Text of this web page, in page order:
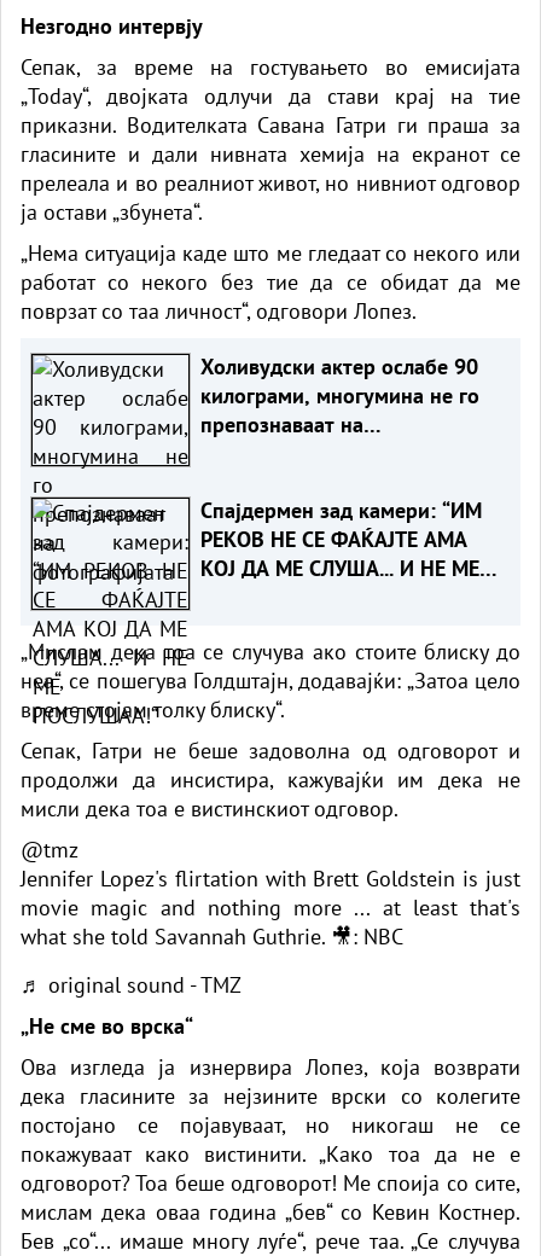
Незгодно интервју
Сепак, за време на гостувањето во емисијата
„Today“, двојката одлучи да стави крај на тие
приказни. Водителката Савана Гатри ги праша за
гласините и дали нивната хемија на екранот се
прелеала и во реалниот живот, но нивниот одговор
ја остави „збунета“.
„Нема ситуација каде што ме гледаат со некого или
работат со некого без тие да се обидат да ме
поврзат со таа личност“, одговори Лопез.
Холивудски актер ослабе 90
килограми, многумина не го
препознаваат на
Спајдермен зад камери: “ИМ
РЕКОВ НЕ СЕ ФАЌАЈТЕ АМА
КОЈ ДА МЕ СЛУША... И НЕ МЕ
„Мислам дека тоа се случува ако стоите блиску до
неа“, се пошегува Голдштајн, додавајќи: „Затоа цело
време стојам толку блиску“.
Сепак, Гатри не беше задоволна од одговорот и
продолжи да инсистира, кажувајќи им дека не
мисли дека тоа е вистинскиот одговор.
@tmz
Jennifer Lopez's flirtation with Brett Goldstein is just
movie magic and nothing more ... at least that's
what she told Savannah Guthrie. 🎥: NBC
♬ original sound - TMZ
„Не сме во врска“
Ова изгледа ја изнервира Лопез, која возврати
дека гласините за нејзините врски со колегите
постојано се појавуваат, но никогаш не се
покажуваат како вистинити. „Како тоа да не е
одговорот? Тоа беше одговорот! Ме споија со сите,
мислам дека оваа година „бев“ со Кевин Костнер.
Бев „со“... имаше многу луѓе“, рече таа. „Се случува